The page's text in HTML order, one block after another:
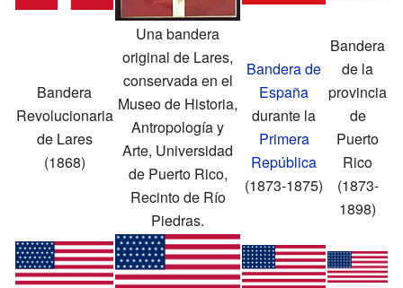
Bandera
Revolucionaria
de Lares
(1868)
Una bandera
original de Lares,
conservada en el
Museo de Historia,
Antropología y
Arte, Universidad
de Puerto Rico,
Recinto de Río
Piedras.
Bandera de
España
durante la
Primera
República
(1873-1875)
Bandera
de la
provincia
de
Puerto
Rico
(1873-
1898)